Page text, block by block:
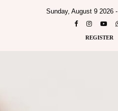
Sunday, August 9 2026 -
REGISTER